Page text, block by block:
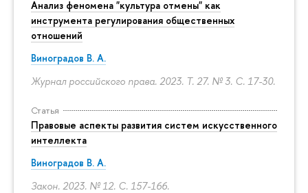
Анализ феномена "культура отмены" как
инструмента регулирования общественных
отношений
Виноградов В. А.
Журнал российского права. 2023. Т. 27. № 3. С. 17-30.
Статья
Правовые аспекты развития систем искусственного
интеллекта
Виноградов В. А.
Закон. 2023. № 12. С. 157-166.